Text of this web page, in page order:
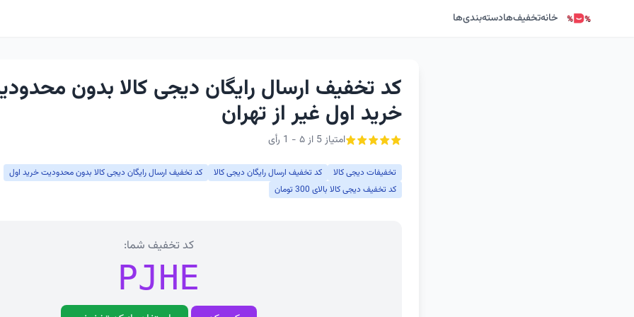
خانهتخفیف‌هادسته‌بندی‌ها
کد تخفیف ارسال رایگان دیجی کالا بدون
خرید اول غیر از تهران
امتیاز 5 از ۵ - 1 رأی
تخفیفات دیجی کالا کد تخفیف ارسال رایگان دیجی کالا
کد تخفیف ارسال رایگان دیجی کالا بدون محدودیت خرید اول
کد تخفیف دیجی کالا بالای 300 تومان
کد تخفیف شما:
PJHE